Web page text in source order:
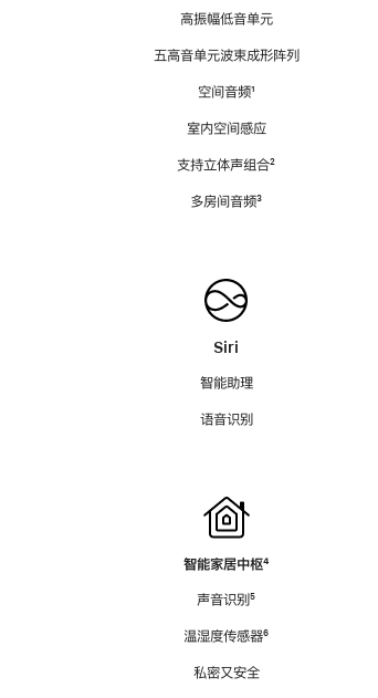
高振幅低音单元
五高音单元波束成形阵列
空间音频脚
¹
室内空间感应
支持立体声组合脚
²
多房间音频脚
³
Siri
智能助理
语音识别
智能家居中枢脚
⁴
声音识别脚
⁵
温湿度传感器脚
⁶
私密又安全